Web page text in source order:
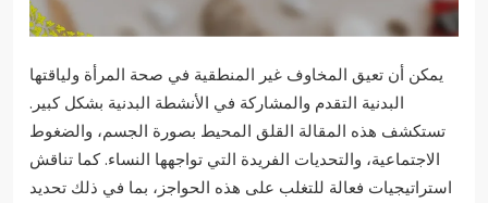
يمكن أن تعيق المخاوف غير المنطقية في صحة المرأة ولياقتها
البدنية التقدم والمشاركة في الأنشطة البدنية بشكل كبير.
تستكشف هذه المقالة القلق المحيط بصورة الجسم، والضغوط
الاجتماعية، والتحديات الفريدة التي تواجهها النساء. كما تناقش
استراتيجيات فعالة للتغلب على هذه الحواجز، بما في ذلك تحديد